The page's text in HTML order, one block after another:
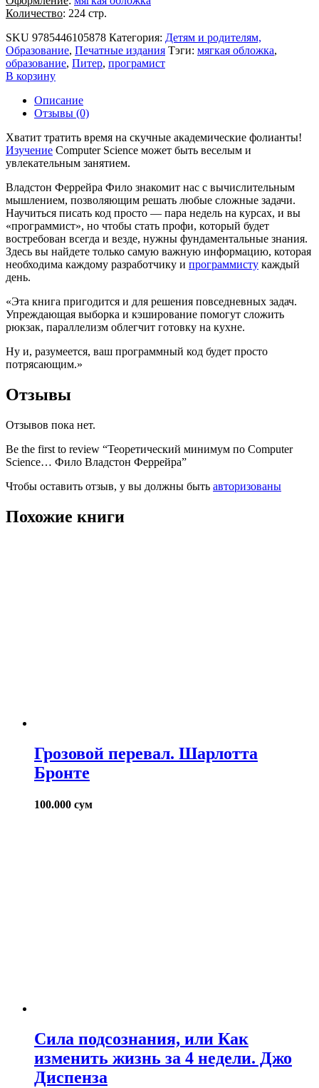
Количество: 224 стр.
SKU 9785446105878 Категория: Детям и родителям,
Образование, Печатные издания Тэги: мягкая обложка,
образование, Питер, програмист
В корзину
Описание
Отзывы (0)
Хватит тратить время на скучные академические фолианты!
Изучение Computer Science может быть веселым и
увлекательным занятием.
Владстон Феррейра Фило знакомит нас с вычислительным
мышлением, позволяющим решать любые сложные задачи.
Научиться писать код просто — пара недель на курсах, и вы
«программист», но чтобы стать профи, который будет
востребован всегда и везде, нужны фундаментальные знания.
Здесь вы найдете только самую важную информацию, которая
необходима каждому разработчику и программисту каждый
день.
«Эта книга пригодится и для решения повседневных задач.
Упреждающая выборка и кэширование помогут сложить
рюкзак, параллелизм облегчит готовку на кухне.
Ну и, разумеется, ваш программный код будет просто
потрясающим.»
Отзывы
Отзывов пока нет.
Be the first to review “Теоретический минимум по Computer
Science… Фило Владстон Феррейра”
Чтобы оставить отзыв, у вы должны быть авторизованы
Похожие книги
Грозовой перевал. Шарлотта
Бронте
100.000 сум
Сила подсознания, или Как
изменить жизнь за 4 недели. Джо
Диспенза